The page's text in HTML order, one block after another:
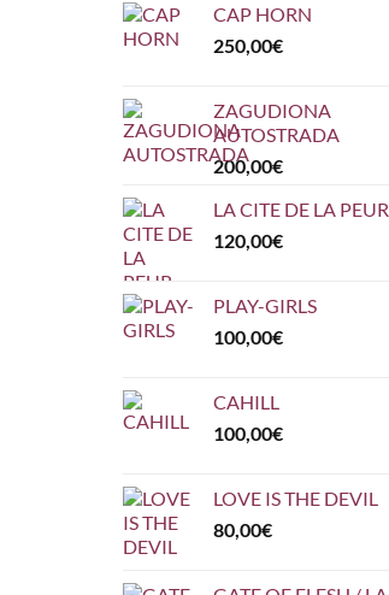
CAP HORN
250,00€
ZAGUDIONA
AUTOSTRADA
200,00€
LA CITE DE LA PEUR
120,00€
PLAY-GIRLS
100,00€
CAHILL
100,00€
LOVE IS THE DEVIL
80,00€